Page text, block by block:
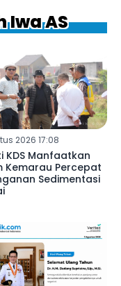
Iwa AS
2026 17:08
KDS Manfaatkan
Kemarau Percepat
Sedimentasi